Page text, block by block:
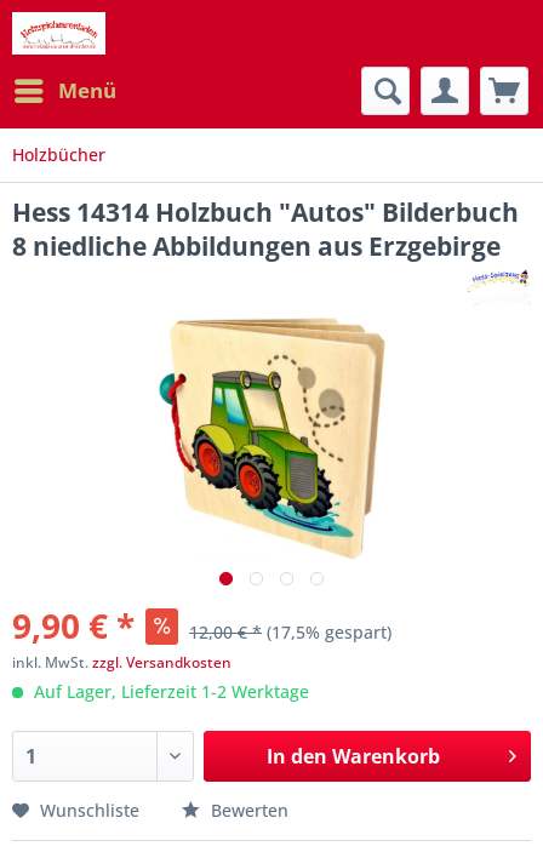
Menü
Holzbücher
Hess 14314 Holzbuch "Autos" Bilderbuch
8 niedliche Abbildungen aus Erzgebirge
9,90 € * 12,00 € * (17,5% gespart)
inkl. MwSt.zzgl. Versandkosten
Auf Lager, Lieferzeit 1-2 Werktage
In den Warenkorb
Wunschliste Bewerten